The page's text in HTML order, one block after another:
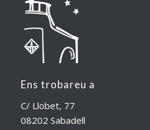
Ens trobareu a
C/ Llobet, 77
08202 Sabadell